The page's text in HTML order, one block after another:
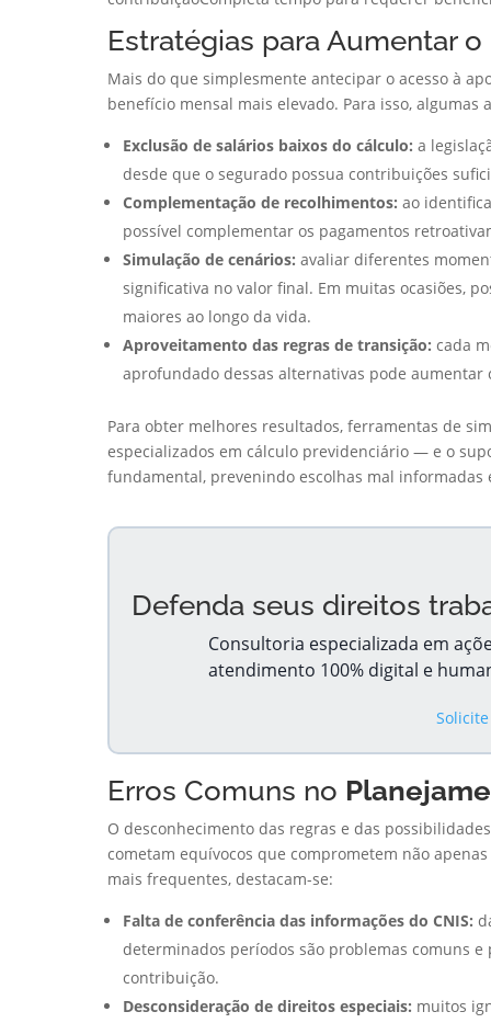
Estratégias para Aumentar
Mais do que simplesmente antecipar o acesso à
benefício mensal mais elevado. Para isso, algumas
Exclusão de salários baixos do cálculo: a
desde que o segurado possua contribuições
Complementação de recolhimentos: ao
possível complementar os pagamentos
Simulação de cenários: avaliar diferentes
significativa no valor final. Em muitas ocasiões,
maiores ao longo da vida.
Aproveitamento das regras de transição: cada
aprofundado dessas alternativas pode
Para obter melhores resultados, ferramentas de
especializados em cálculo previdenciário — e o
fundamental, prevenindo escolhas mal informadas
Defenda seus direitos
Consultoria especializada em
atendimento 100% digital e
Erros Comuns no
O desconhecimento das regras e das
cometam equívocos que comprometem não
mais frequentes, destacam-se:
Falta de conferência das informações do CNIS:
determinados períodos são problemas comuns
contribuição.
Desconsideração de direitos especiais: muitos